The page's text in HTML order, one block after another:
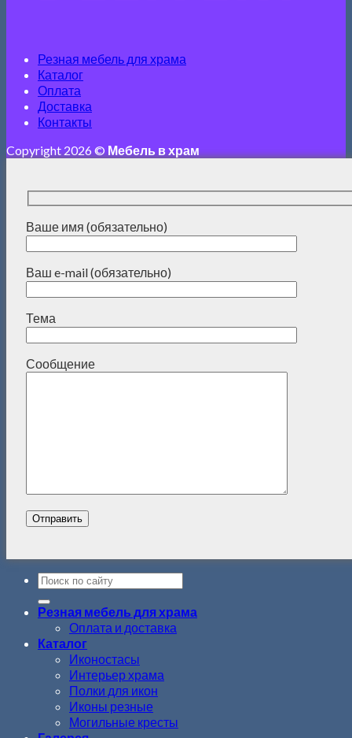
Резная мебель для храма
Каталог
Оплата
Доставка
Контакты
Copyright 2026 ©Мебель в храм
Ваше имя (обязательно)
Ваш e-mail (обязательно)
Тема
Сообщение
Резная мебель для храма
Оплата и доставка
Каталог
Иконостасы
Интерьер храма
Полки для икон
Иконы резные
Могильные кресты